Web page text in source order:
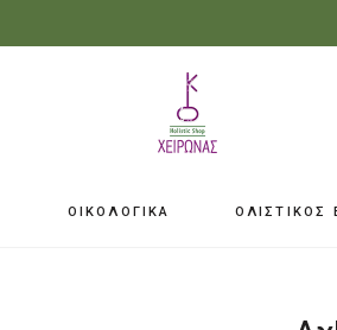
ΟΙΚΟΛΟΓΙΚΑ ΟΛΙΣΤΙΚΟΣ